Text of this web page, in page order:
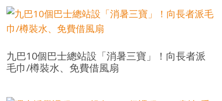
九巴10個巴士總站設「消暑三寶」！向長者派
毛巾/樽裝水、免費借風扇